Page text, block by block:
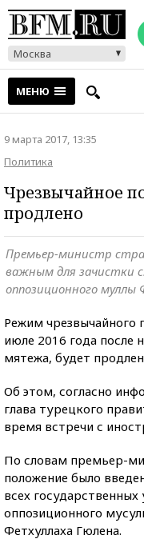
Москва
МЕНЮ
9 марта 2017, 13:35
Политика
Чрезвычайное
продлено
Премьер-министр
важным для зачистки
оппозиционного муллы
Режим чрезвычайного
июле 2016 года после
мятежа, будет
Об этом, согласно
глава турецкого
время встречи с
По словам премьер-
положение было
всех
оппозиционного
Фетхуллаха Гюлена.